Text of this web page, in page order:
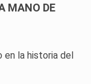
MANO DE
la historia del